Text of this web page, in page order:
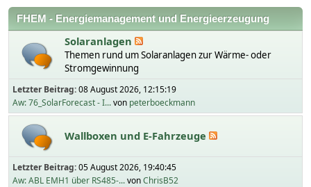
FHEM - Energiemanagement und Energieerzeugung
Solaranlagen
Themen rund um Solaranlagen zur Wärme- oder
Stromgewinnung
Letzter Beitrag:08 August 2026, 12:15:19
Aw: 76_SolarForecast - I...von peterboeckmann
Wallboxen und E-Fahrzeuge
Letzter Beitrag:05 August 2026, 19:40:45
Aw: ABL EMH1 über RS485-...vonChrisB52